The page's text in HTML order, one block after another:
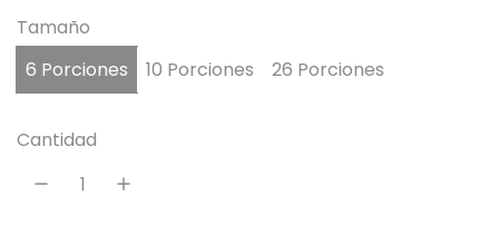
o
r
e
g
Tamaño
6 Porciones
10 Porciones 26 Porciones
Cantidad